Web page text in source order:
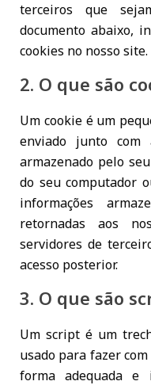
terceiros que
documento abaixo,
cookies no nosso site.
2. O que são
Um cookie é um
enviado junto
armazenado pelo
do seu computador
informações
retornadas aos
servidores de
acesso posterior.
3. O que são
Um script é um
usado para fazer
forma adequada e